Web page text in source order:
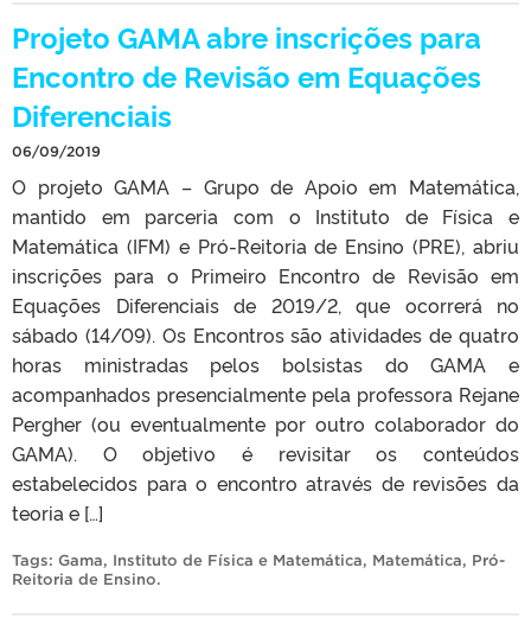
Projeto GAMA abre inscrições para
Encontro de Revisão em Equações
Diferenciais
06/09/2019
O projeto GAMA – Grupo de Apoio em Matemática,
mantido em parceria com o Instituto de Física e
Matemática (IFM) e Pró-Reitoria de Ensino (PRE), abriu
inscrições para o Primeiro Encontro de Revisão em
Equações Diferenciais de 2019/2, que ocorrerá no
sábado (14/09). Os Encontros são atividades de quatro
horas ministradas pelos bolsistas do GAMA e
acompanhados presencialmente pela professora Rejane
Pergher (ou eventualmente por outro colaborador do
GAMA). O objetivo é revisitar os conteúdos
estabelecidos para o encontro através de revisões da
teoria e […]
Tags: Gama, Instituto de Física e Matemática, Matemática, Pró-
Reitoria de Ensino.